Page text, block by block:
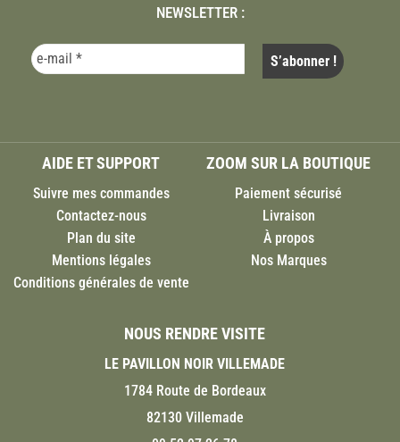
NEWSLETTER :
AIDE ET SUPPORT
Suivre mes commandes
Contactez-nous
Plan du site
Mentions légales
Conditions générales de vente
ZOOM SUR LA BOUTIQUE
Paiement sécurisé
Livraison
À propos
Nos Marques
NOUS RENDRE VISITE
LE PAVILLON NOIR VILLEMADE
1784 Route de Bordeaux
82130 Villemade